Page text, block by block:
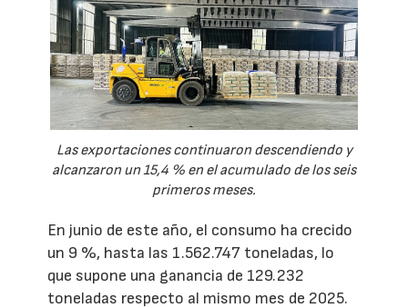
Las exportaciones continuaron descendiendo y
alcanzaron un 15,4 % en el acumulado de los seis
primeros meses.
En junio de este año, el consumo ha crecido
un 9 %, hasta las 1.562.747 toneladas, lo
que supone una ganancia de 129.232
toneladas respecto al mismo mes de 2025.